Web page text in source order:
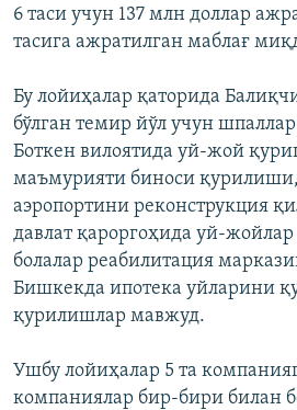
6 таси учун 137 млн доллар
тасига ажратилган маблағ
Бу лойиҳалар қаторида
бўлган темир йўл учун
Боткен вилоятида уй-жой
маъмурияти биноси
аэропортини реконструкция
давлат қароргоҳида уй-
болалар реабилитация
Бишкекда ипотека уйларини
қурилишлар мавжуд.
Ушбу лойиҳалар 5 та
компаниялар бир-бири билан